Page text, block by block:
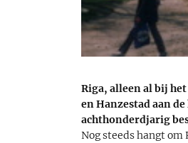
Riga, alleen al bij
en Hanzestad aan
achthonderdjarig
Nog steeds hangt